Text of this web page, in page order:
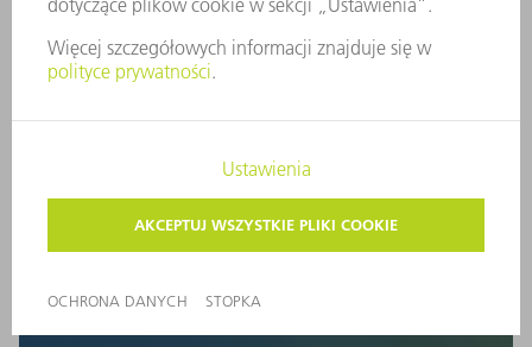
Co zajmuje naszych klientów w odniesieniu do
„Wszyscy mówią o cyfryzacji, ale od
obróbki blach?”